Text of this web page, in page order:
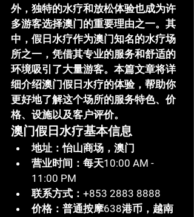
外，独特的水疗和放松体验也成为许
多游客选择澳门的重要理由之一。其
中， 假日水疗作为澳门知名的水疗场
所之一，凭借其专业的服务和舒适的
环境吸引了大量游客。本篇文章将详
细介绍澳门假日水疗的体验，帮助你
更好地了解这个场所的服务特色、价
格、设施以及客户评价。
澳门假日水疗基本信息
地址 ：怡山商场，澳门
营业时间 ：每天10:00 AM -
11:00 PM
联系方式 ：+853 2883 8888
价格：普通按摩638港币，越南